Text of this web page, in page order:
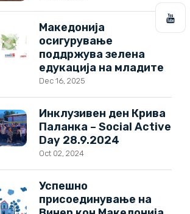
Македонија
осигурување
поддржува зелена
едукација на младите
Dec 16, 2025
Инклузивен ден Крива
Паланка – Social Active
Day 28.9.2024
Oct 02, 2024
Успешно
присоединување на